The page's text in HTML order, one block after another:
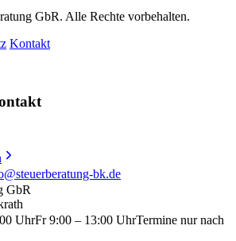
GbR. Alle Rechte vorbehalten.
Kontakt
bk.de
GbR
UhrFr9:00 – 13:00 UhrTermine nur nach